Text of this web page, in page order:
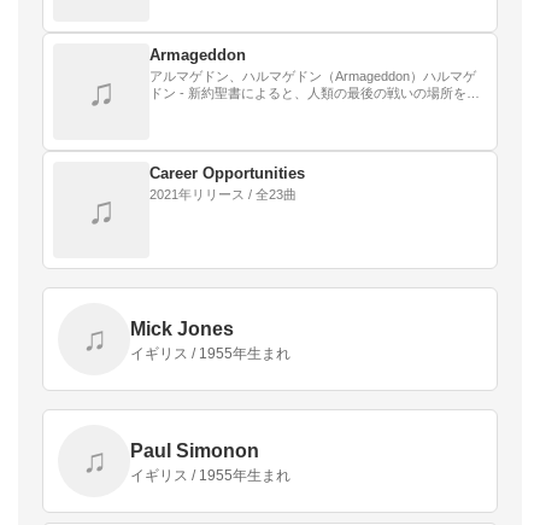
♫
Armageddon
アルマゲドン、ハルマゲドン（Armageddon）ハルマゲ
ドン - 新約聖書によると、人類の最後の戦いの場所を指
♫
Career Opportunities
2021年リリース / 全23曲
♫ Mick Jones
イギリス / 1955年生まれ
♫ Paul Simonon
イギリス / 1955年生まれ